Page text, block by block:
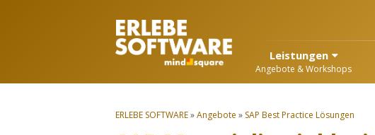
Leistungen
Angebote & Workshops
ERLEBE SOFTWARE»Angebote » SAP Best Practice Lösungen